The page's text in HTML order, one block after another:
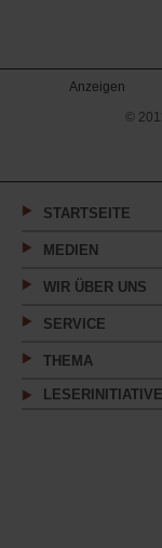
Anzeigen
©
STARTSEITE
MEDIEN
WIR ÜBER UNS
SERVICE
THEMA